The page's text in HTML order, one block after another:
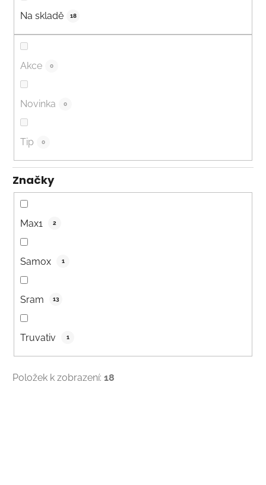
Na skladě 18
Akce 0
Novinka 0
Tip 0
Značky
Max1 2
Samox 1
Sram 13
Truvativ 1
Položek k zobrazení: 18